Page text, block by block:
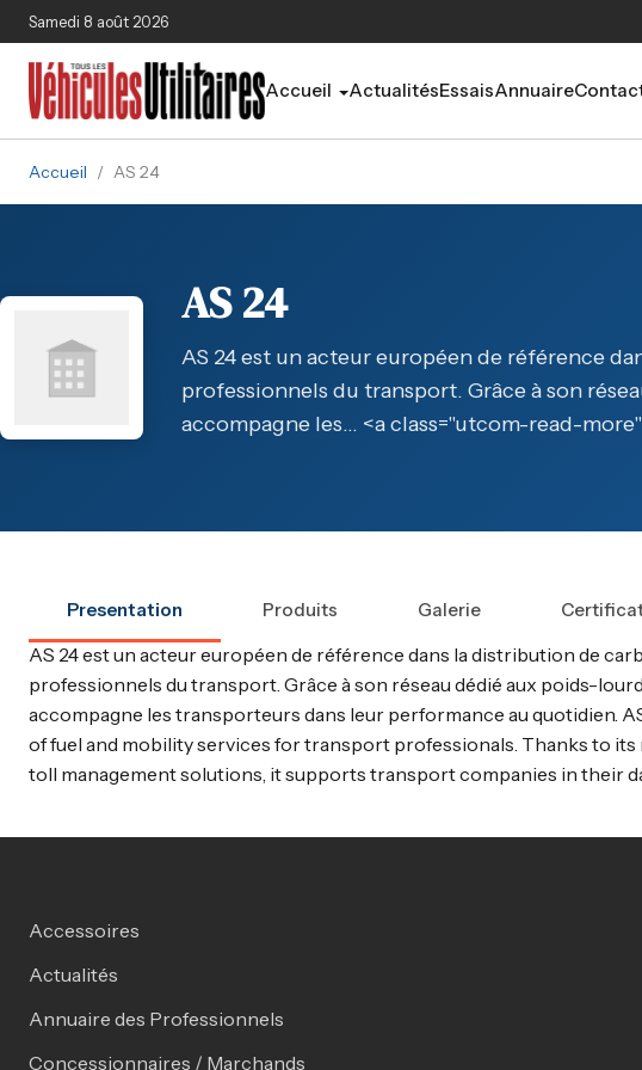
Aller au contenu principal
Samedi 8 août 2026
Accueil ActualitésEssaisAnnuaire
Accueil / AS 24
AS 24
AS 24 est un acteur européen de référence
professionnels du transport. Grâce à son
accompagne les… <a class="utcom-read-
Presentation Produits Galerie
AS 24 est un acteur européen de référence dans la distribution de
professionnels du transport. Grâce à son réseau dédié aux poids-
accompagne les transporteurs dans leur performance au quotidien.
of fuel and mobility services for transport professionals. Thanks to
toll management solutions, it supports transport companies in their
Accessoires
Actualités
Annuaire des Professionnels
Concessionnaires / Marchands